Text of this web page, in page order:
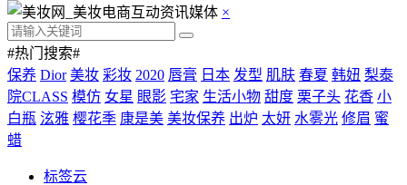
×
#热门搜索#
保养 Dior 美妆 彩妆 2020 唇膏 日本 发型 肌肤 春夏 韩妞 梨泰
院CLASS 模仿 女星 眼影 宅家 生活小物 甜度 栗子头 花香 小
白瓶 泫雅 樱花季 康是美 美妆保养 出炉 太妍 水雾光 修眉 蜜
蜡
标签云